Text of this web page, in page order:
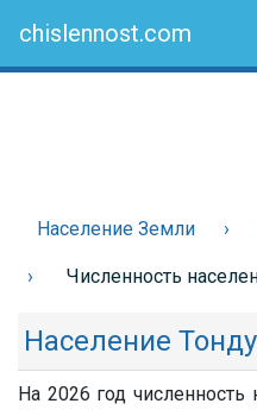
chislennost.com
Население Земли
Численность
Население
На 2026 год численность